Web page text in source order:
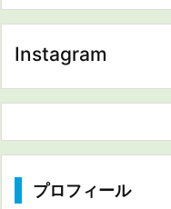
Instagram
プロフィール